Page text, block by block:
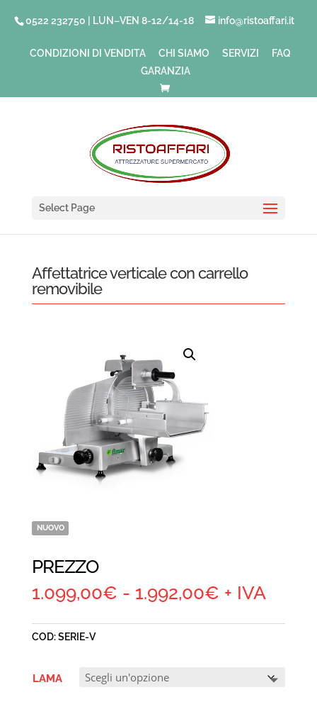
0522 232750 | LUN–VEN 8-12/14-18 info@ristoaffari.it
CONDIZIONI DI VENDITA CHI SIAMO SERVIZI
FAQ
GARANZIA
Select Page
Affettatrice verticale con carrello
removibile
NUOVO
PREZZO
1.099,00€ - 1.992,00€Fascia
prezzo:
+ IVA
COD:SERIE-V
LAMA